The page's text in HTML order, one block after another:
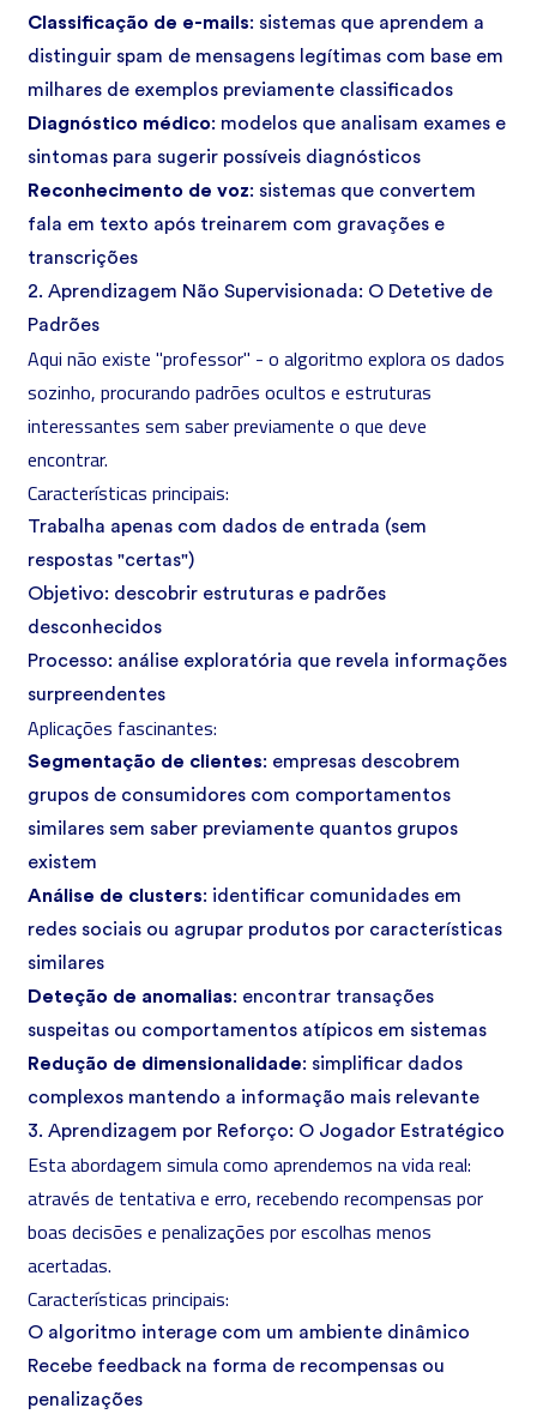
Classificação de e-mails: sistemas que aprendem a
distinguir spam de mensagens legítimas com base em
milhares de exemplos previamente classificados
Diagnóstico médico: modelos que analisam exames e
sintomas para sugerir possíveis diagnósticos
Reconhecimento de voz: sistemas que convertem
fala em texto após treinarem com gravações e
transcrições
2. Aprendizagem Não Supervisionada: O Detetive de
Padrões
Aqui não existe "professor" - o algoritmo explora os dados
sozinho, procurando padrões ocultos e estruturas
interessantes sem saber previamente o que deve
encontrar.
Características principais:
Trabalha apenas com dados de entrada (sem
respostas "certas")
Objetivo: descobrir estruturas e padrões
desconhecidos
Processo: análise exploratória que revela informações
surpreendentes
Aplicações fascinantes:
Segmentação de clientes: empresas descobrem
grupos de consumidores com comportamentos
similares sem saber previamente quantos grupos
existem
Análise de clusters: identificar comunidades em
redes sociais ou agrupar produtos por características
similares
Deteção de anomalias: encontrar transações
suspeitas ou comportamentos atípicos em sistemas
Redução de dimensionalidade: simplificar dados
complexos mantendo a informação mais relevante
3. Aprendizagem por Reforço: O Jogador Estratégico
Esta abordagem simula como aprendemos na vida real:
através de tentativa e erro, recebendo recompensas por
boas decisões e penalizações por escolhas menos
acertadas.
Características principais:
O algoritmo interage com um ambiente dinâmico
Recebe feedback na forma de recompensas ou
penalizações